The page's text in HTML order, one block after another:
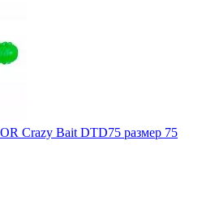
Crazy Bait DTD75 размер 75